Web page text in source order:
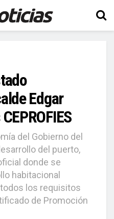
Edgar
del Gobierno del
del puerto,
donde se
habitacional
los requisitos
de Promoción